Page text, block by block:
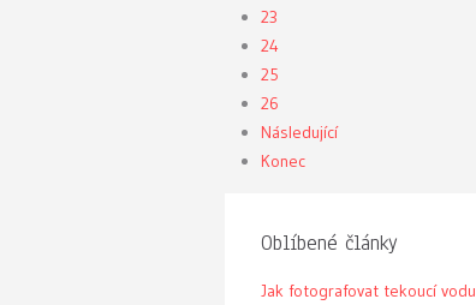
23
24
25
26
Následující
Konec
Oblíbené články
Jak fotografovat tekoucí vodu